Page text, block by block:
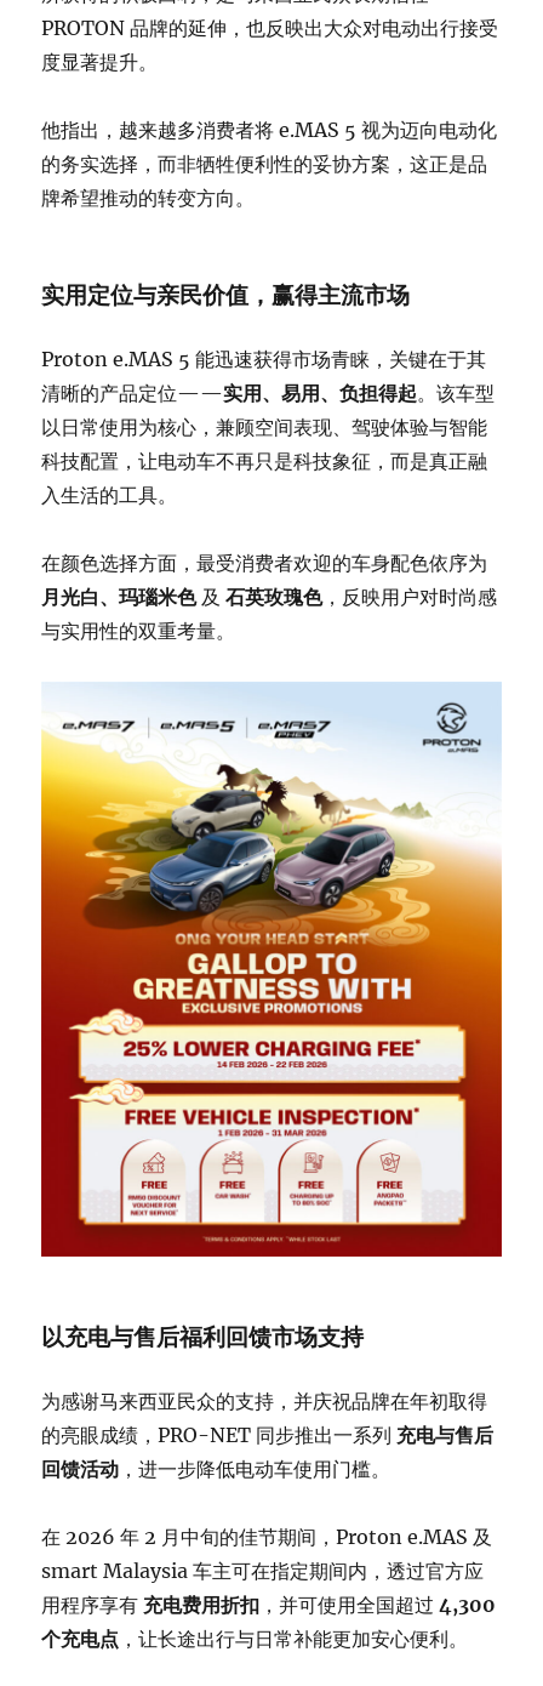
PROTON 品牌的延伸，也反映出大众对电动出行接受
度显著提升。
他指出，越来越多消费者将 e.MAS 5 视为迈向电动化
的务实选择，而非牺牲便利性的妥协方案，这正是品
牌希望推动的转变方向。
实用定位与亲民价值，赢得主流市场
Proton e.MAS 5 能迅速获得市场青睐，关键在于其
清晰的产品定位——实用、易用、负担得起。该车型
以日常使用为核心，兼顾空间表现、驾驶体验与智能
科技配置，让电动车不再只是科技象征，而是真正融
入生活的工具。
在颜色选择方面，最受消费者欢迎的车身配色依序为
月光白、玛瑙米色及石英玫瑰色，反映用户对时尚感
与实用性的双重考量。
以充电与售后福利回馈市场支持
为感谢马来西亚民众的支持，并庆祝品牌在年初取得
的亮眼成绩，PRO-NET 同步推出一系列 充电与售后
回馈活动 ，进一步降低电动车使用门槛。
在 2026 年 2 月中旬的佳节期间，Proton e.MAS 及
smart Malaysia 车主可在指定期间内，透过官方应
用程序享有 充电费用折扣 ，并可使用全国超过4,300
个充电点 ，让长途出行与日常补能更加安心便利。